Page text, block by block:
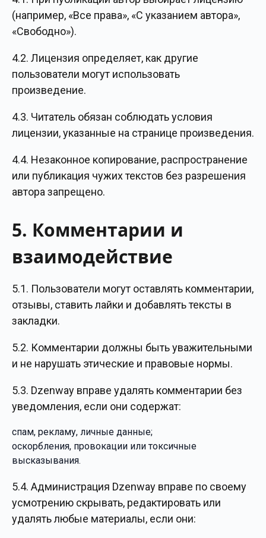
(например, «Все права», «С указанием автора»,
«Свободно»).
4.2. Лицензия определяет, как другие
пользователи могут использовать
произведение.
4.3. Читатель обязан соблюдать условия
лицензии, указанные на странице произведения.
4.4. Незаконное копирование, распространение
или публикация чужих текстов без разрешения
автора запрещено.
5. Комментарии и
взаимодействие
5.1. Пользователи могут оставлять комментарии,
отзывы, ставить лайки и добавлять тексты в
закладки.
5.2. Комментарии должны быть уважительными
и не нарушать этические и правовые нормы.
5.3. Dzenway вправе удалять комментарии без
уведомления, если они содержат:
спам, рекламу, личные данные;
оскорбления, провокации или токсичные
высказывания.
5.4. Администрация Dzenway вправе по своему
усмотрению скрывать, редактировать или
удалять любые материалы, если они: